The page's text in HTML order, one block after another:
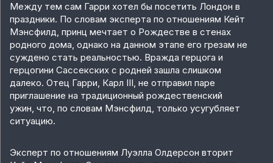
Между тем сам Гарри хотел бы посетить Лондон в
праздники. По словам эксперта по отношениям Кейт
Мэнсфилд, принц мечтает о Рождестве в стенах
родного дома, однако на данном этапе его грезам не
суждено стать реальностью. Вражда герцога и
герцогини Сассекских с родней зашла слишком
далеко. Отец Гарри, Карл III, не отправил паре
приглашение на традиционный рождественский
ужин, что, по словам Мэнсфилд, только усугубляет
ситуацию.
Эксперт по отношениям Луэлла Олдерсон вторит